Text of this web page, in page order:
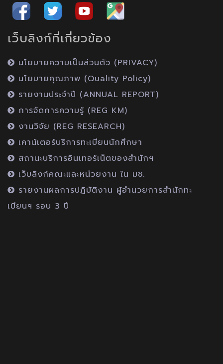
เว็บลิงก์ที่เกี่ยวข้อง
นโยบายความเป็นส่วนตัว (PRIVACY)
นโยบายคุณภาพ (Quality Policy)
รายงานประจำปี (ANNUAL REPORT)
การจัดการความรู้ (REG KM)
งานวิจัย (REG RESEARCH)
เคาน์เตอร์บริการทะเบียนนักศึกษา
สถานะบริการอินเทอร์เน็ตของสำนักฯ
เว็บลิงก์คณะและหน่วยงาน ใน มช.
รายงานผลการปฏิบัติงาน ผู้อำนวยการสำนักทะ
เบียนฯ รอบ 3 ปี